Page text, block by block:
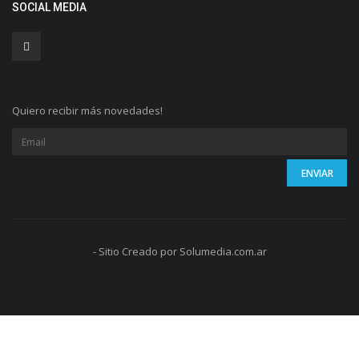
SOCIAL MEDIA
Quiero recibir más novedades!
- Sitio Creado por Solumedia.com.ar